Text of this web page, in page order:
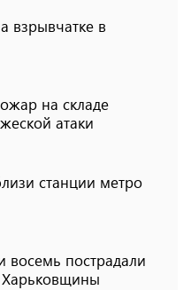
взрывчатке в
на складе
атаки
станции метро
восемь пострадали
Харьковщины